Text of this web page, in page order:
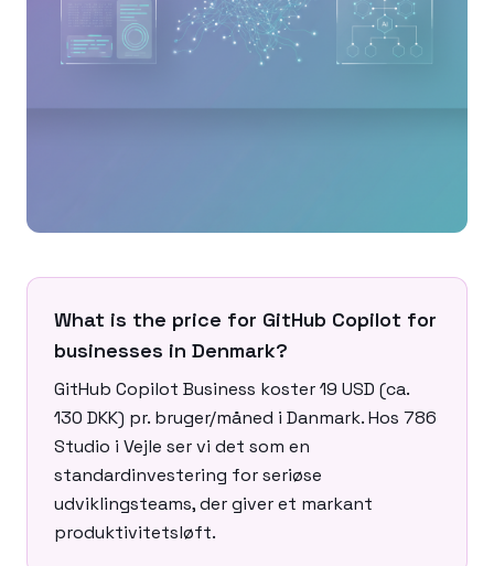
What is the price for GitHub Copilot for
businesses in Denmark?
GitHub Copilot Business koster 19 USD (ca.
130 DKK) pr. bruger/måned i Danmark. Hos 786
Studio i Vejle ser vi det som en
standardinvestering for seriøse
udviklingsteams, der giver et markant
produktivitetsløft.